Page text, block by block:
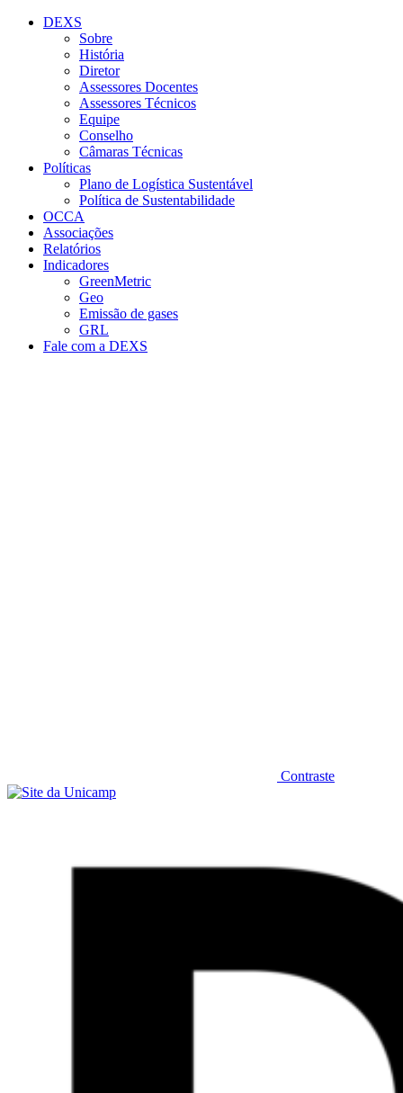
Conteúdo principal
DEXS
Sobre
História
Diretor
Assessores Docentes
Assessores Técnicos
Equipe
Conselho
Câmaras Técnicas
Políticas
Plano de Logística Sustentável
Política de Sustentabilidade
OCCA
Associações
Relatórios
Indicadores
GreenMetric
Geo
Emissão de gases
GRL
Fale com a DEXS
Contraste